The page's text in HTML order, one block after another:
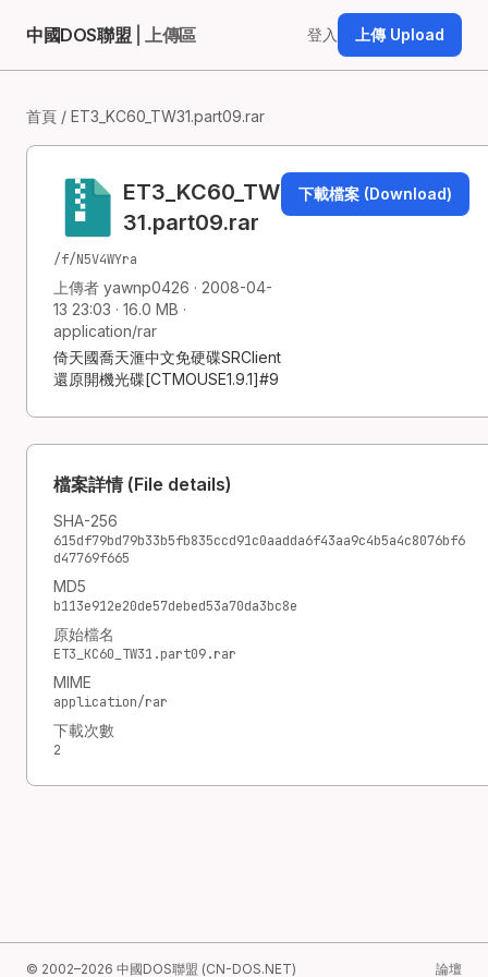
中國DOS聯盟 | 上傳區 登入 上傳 Upload
首頁 / ET3_KC60_TW31.part09.rar
ET3_KC60_TW
31.part09.rar
/f/N5V4WYra
上傳者 yawnp0426 · 2008-04-
13 23:03 · 16.0 MB ·
application/rar
倚天國喬天滙中文免硬碟SRClient
還原開機光碟[CTMOUSE1.9.1]#9
下載檔案 (Download)
檔案詳情 (File details)
SHA-256
615df79bd79b33b5fb835ccd91c0aadda6f43aa9c4b5a4c8076bf6
d47769f665
MD5
b113e912e20de57debed53a70da3bc8e
原始檔名
ET3_KC60_TW31.part09.rar
MIME
application/rar
下載次數
2
© 2002–2026 中國DOS聯盟 (CN-DOS.NET) 論壇